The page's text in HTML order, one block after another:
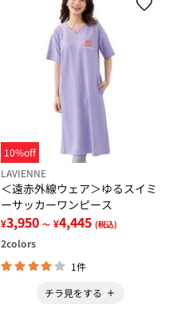
10%off
LAVIENNE
＜遠赤外線ウェア＞ゆるスイミ
ーサッカーワンピース
¥3,950 ～ ¥4,445 (税込)
2colors
1件
チラ見をする